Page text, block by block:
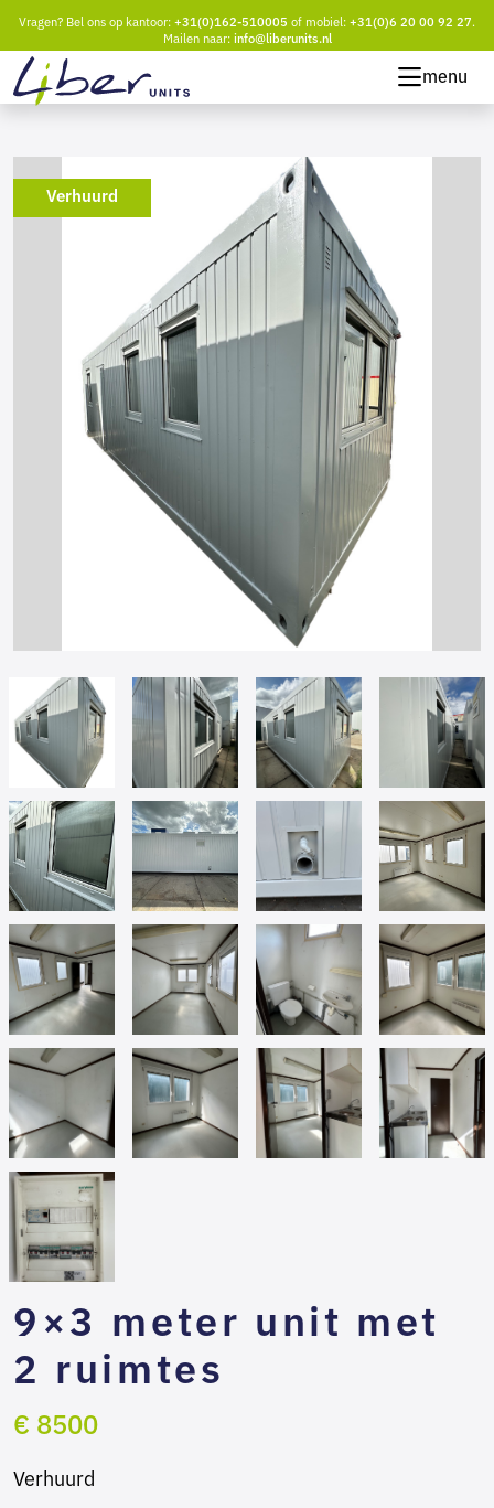
Vragen? Bel ons op kantoor:+31(0)162-510005 of mobiel:+31(0)6 20 00 92 27.
Mailen naar:info@liberunits.nl
menu
Verhuurd
9×3 meter unit met
2 ruimtes
€ 8500
Verhuurd